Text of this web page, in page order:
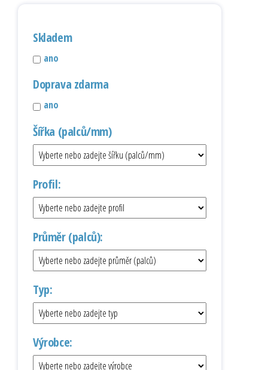
Skladem
ano
Doprava zdarma
ano
Šířka (palců/mm)
Profil:
Průměr (palců):
Typ:
Výrobce: